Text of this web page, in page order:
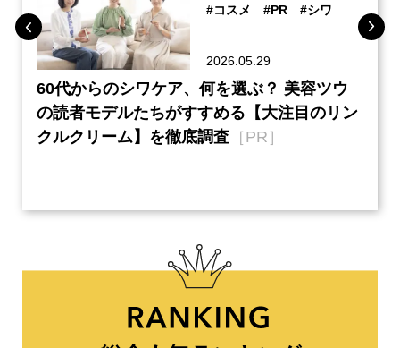
#コスメ #PR #シワ
2026.05.29
60代からのシワケア、何を選ぶ？ 美容ツウ
の読者モデルたちがすすめる【大注目のリン
クルクリーム】を徹底調査 ［PR］